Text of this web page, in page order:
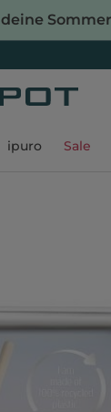
ipuro Sale